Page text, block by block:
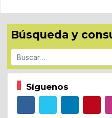
Búsqueda y
Buscar
Síguenos